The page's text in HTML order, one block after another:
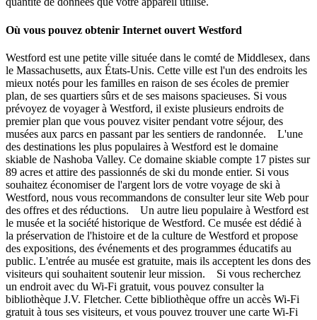
Où vous pouvez obtenir Internet ouvert Westford
Westford est une petite ville située dans le comté de Middlesex, dans
le Massachusetts, aux États-Unis. Cette ville est l'un des endroits les
mieux notés pour les familles en raison de ses écoles de premier
plan, de ses quartiers sûrs et de ses maisons spacieuses. Si vous
prévoyez de voyager à Westford, il existe plusieurs endroits de
premier plan que vous pouvez visiter pendant votre séjour, des
musées aux parcs en passant par les sentiers de randonnée. L'une
des destinations les plus populaires à Westford est le domaine
skiable de Nashoba Valley. Ce domaine skiable compte 17 pistes sur
89 acres et attire des passionnés de ski du monde entier. Si vous
souhaitez économiser de l'argent lors de votre voyage de ski à
Westford, nous vous recommandons de consulter leur site Web pour
des offres et des réductions. Un autre lieu populaire à Westford est
le musée et la société historique de Westford. Ce musée est dédié à
la préservation de l'histoire et de la culture de Westford et propose
des expositions, des événements et des programmes éducatifs au
public. L'entrée au musée est gratuite, mais ils acceptent les dons des
visiteurs qui souhaitent soutenir leur mission. Si vous recherchez
un endroit avec du Wi-Fi gratuit, vous pouvez consulter la
bibliothèque J.V. Fletcher. Cette bibliothèque offre un accès Wi-Fi
gratuit à tous ses visiteurs, et vous pouvez trouver une carte Wi-Fi